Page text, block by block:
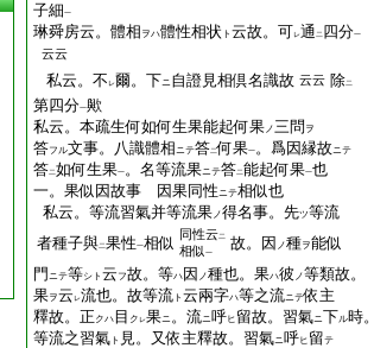
子細一
琳舜房云。體相 ヲハ體性相状 ト 云故。可レ通 二 四分一
云云
私云。不 レ爾。下ニ自證見相倶名識故 云云 除二
第四分一歟
私云。本疏生何如何生果能起何果ノ三問 ヲ
答フル文事。八識體相ニテ答二何果一。爲因縁故ニテ
答二如何生果一。名等流果ニテ答二能起何果一也
一。果似因故事 因果同性ニテ相似也
私云。等流習氣并等流果ノ得名事。先ツ等流
者種子與二果性一相似 同性云二
相似 一
故。因 ノ種ヲ能似
門 ニテ等シト 云 フ故。等ハ 因 ノ種也。果ハ彼 ノ等類故。
果ヲ云 レ流也。故等流 ト 云兩字ハ等之流ニテ依主
釋故。正 クハ 目 ク レ果ニ。流ニ呼ヒ 留故。習氣ニ下ル時。
等流之習氣 ト 見。又依主釋故。習氣ニ呼ヒ 留テ